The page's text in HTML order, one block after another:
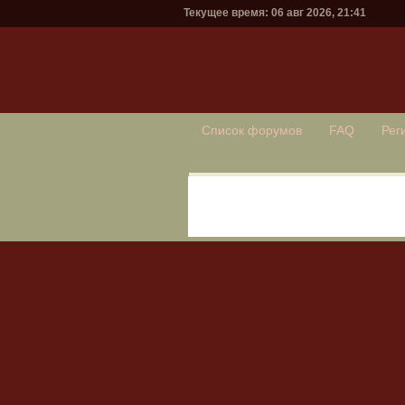
Текущее время: 06 авг 2026, 21:41
Список форумов FAQ